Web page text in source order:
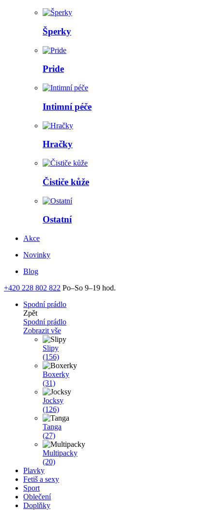
Šperky
Pride
Intimní péče
Hračky
Čističe kůže
Ostatní
Akce
Novinky
Blog
+420 228 802 822 Po–So 9–19 hod.
Spodní prádlo
Zpět
Spodní prádlo
Zobrazit vše
Slipy
(156)
Boxerky
(31)
Jocksy
(126)
Tanga
(27)
Multipacky
(20)
Plavky
Fetiš a sexy
Sport
Oblečení
Doplňky